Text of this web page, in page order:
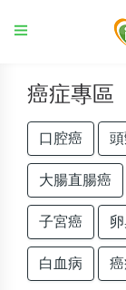
癌症專區
口腔癌
大腸直腸癌
子宮癌
白血病